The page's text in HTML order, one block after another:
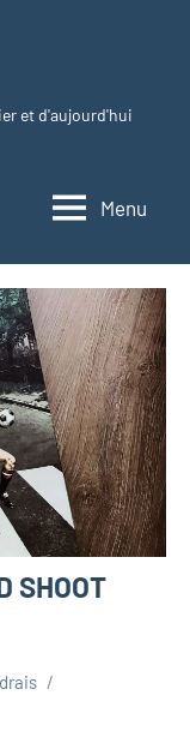
et d'aujourd'hui
Menu
SHOOT